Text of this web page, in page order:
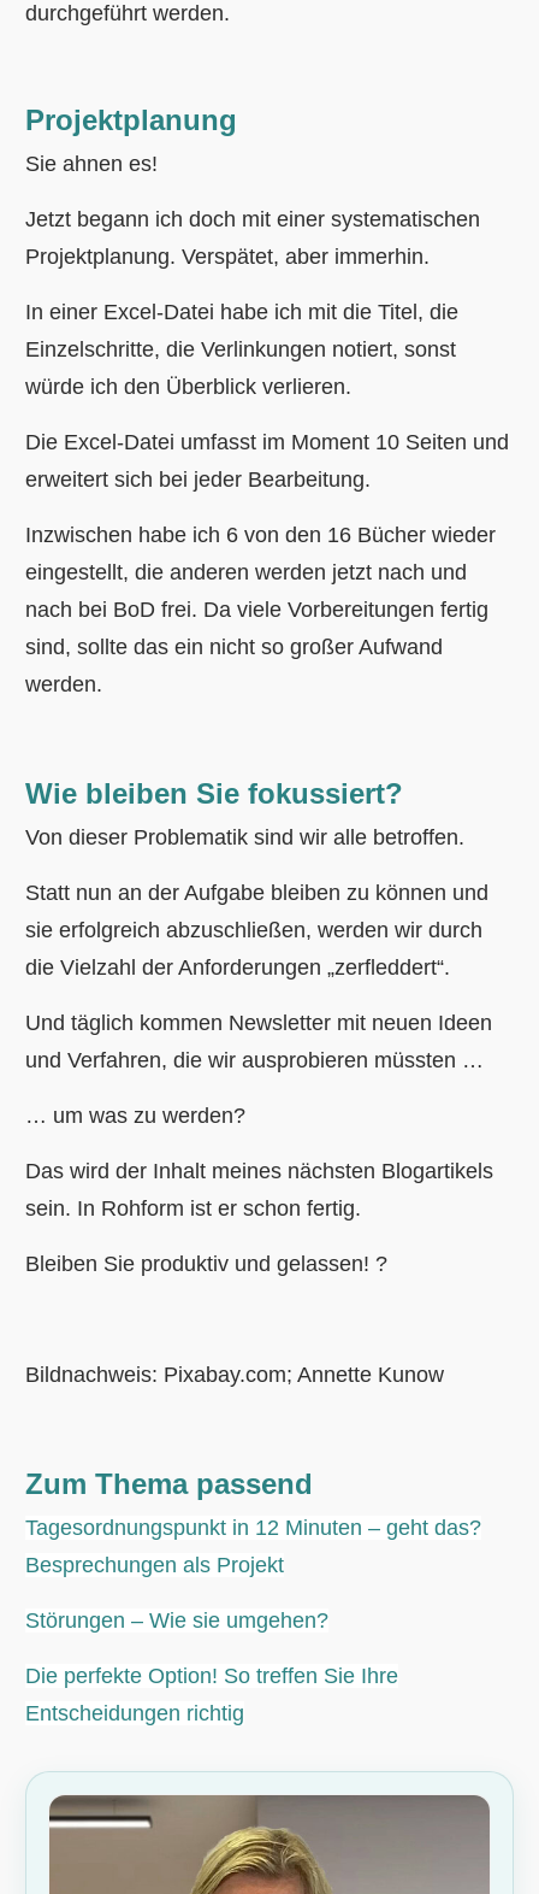
durchgeführt werden.
Projektplanung
Sie ahnen es!
Jetzt begann ich doch mit einer systematischen
Projektplanung. Verspätet, aber immerhin.
In einer Excel-Datei habe ich mit die Titel, die
Einzelschritte, die Verlinkungen notiert, sonst
würde ich den Überblick verlieren.
Die Excel-Datei umfasst im Moment 10 Seiten und
erweitert sich bei jeder Bearbeitung.
Inzwischen habe ich 6 von den 16 Bücher wieder
eingestellt, die anderen werden jetzt nach und
nach bei BoD frei. Da viele Vorbereitungen fertig
sind, sollte das ein nicht so großer Aufwand
werden.
Wie bleiben Sie fokussiert?
Von dieser Problematik sind wir alle betroffen.
Statt nun an der Aufgabe bleiben zu können und
sie erfolgreich abzuschließen, werden wir durch
die Vielzahl der Anforderungen „zerfleddert“.
Und täglich kommen Newsletter mit neuen Ideen
und Verfahren, die wir ausprobieren müssten …
… um was zu werden?
Das wird der Inhalt meines nächsten Blogartikels
sein. In Rohform ist er schon fertig.
Bleiben Sie produktiv und gelassen! ?
Bildnachweis: Pixabay.com; Annette Kunow
Zum Thema passend
Tagesordnungspunkt in 12 Minuten – geht das?
Besprechungen als Projekt
Störungen – Wie sie umgehen?
Die perfekte Option! So treffen Sie Ihre
Entscheidungen richtig